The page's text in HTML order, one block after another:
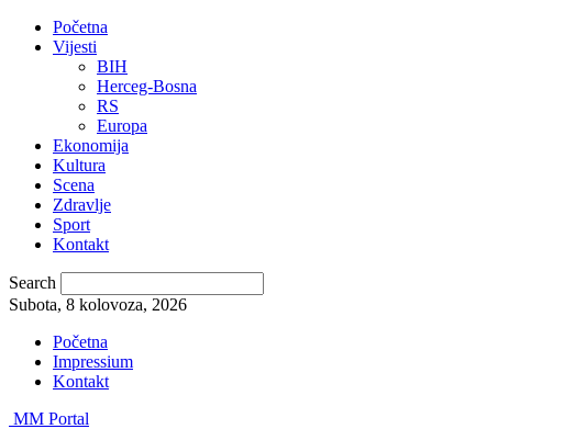
Početna
Vijesti
BIH
Herceg-Bosna
RS
Europa
Ekonomija
Kultura
Scena
Zdravlje
Sport
Kontakt
Search
Subota, 8 kolovoza, 2026
Početna
Impressium
Kontakt
MM Portal